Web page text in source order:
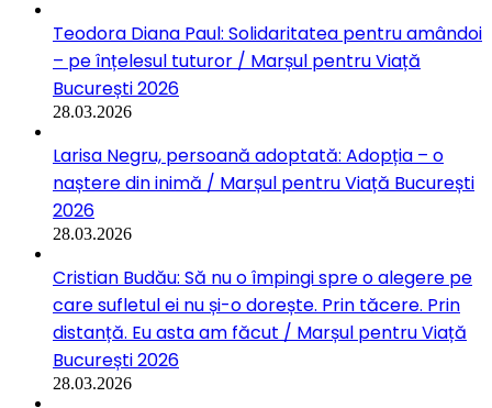
Teodora Diana Paul: Solidaritatea pentru amândoi
– pe înțelesul tuturor / Marșul pentru Viață
București 2026
28.03.2026
Larisa Negru, persoană adoptată: Adopția – o
naștere din inimă / Marșul pentru Viață București
2026
28.03.2026
Cristian Budău: Să nu o împingi spre o alegere pe
care sufletul ei nu și-o dorește. Prin tăcere. Prin
distanță. Eu asta am făcut / Marșul pentru Viață
București 2026
28.03.2026